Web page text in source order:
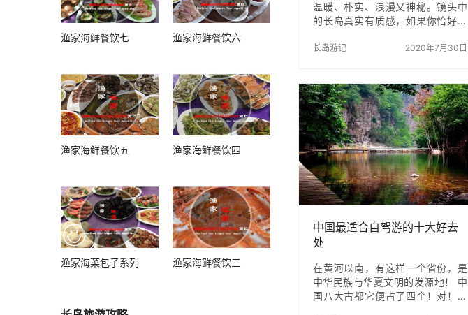
温暖、朴实、浪漫又神秘。镜头中
的长岛真实有质感，如果你恰好在
这里就开始…在长岛除了逛景区，
的夜晚，有静谧的一面，也有属于
它的精彩。 关于长岛 被誉为“中国
最美十大海岛”之一的长岛坐落在胶
东、辽东半岛之间，位于黄渤海交
汇处，由32个岛屿组成，山中有
水，水中有山，山水相映是大自然
给予的32颗苍翠如黛的明珠。这里
还保留了纯原生态渔村的样貌，岛
上的渔民淳朴、海水特别清澈、天
长岛游记 2020年7月30日
中国最适合自驾游的十大好去
处
在黄河以南，有这样一个省份，是
中华民族与华夏文明的发源地！ 中
国八大古都它便占了四个！对！这
渔家海鲜餐饮七 渔家海鲜餐饮六
渔家海鲜餐饮五 渔家海鲜餐饮四
渔家海菜包子系列 渔家海鲜餐饮三